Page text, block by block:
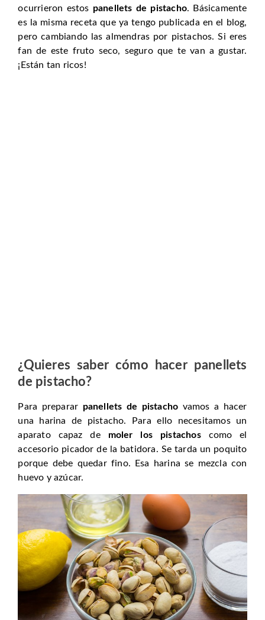
ocurrieron estos panellets de pistacho. Básicamente
es la misma receta que ya tengo publicada en el blog,
pero cambiando las almendras por pistachos. Si eres
fan de este fruto seco, seguro que te van a gustar.
¡Están tan ricos!
¿Quieres saber cómo hacer panellets
de pistacho?
Para preparar panellets de pistacho vamos a hacer
una harina de pistacho. Para ello necesitamos un
aparato capaz de moler los pistachoscomo el
accesorio picador de la batidora. Se tarda un poquito
porque debe quedar fino. Esa harina se mezcla con
huevo y azúcar.